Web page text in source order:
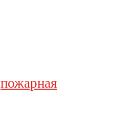
пожарная